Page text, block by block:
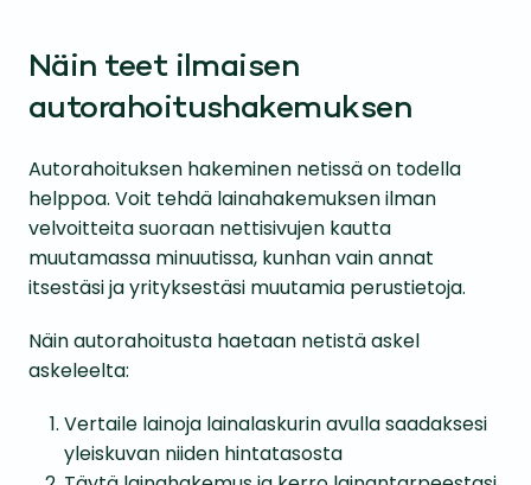
Näin teet ilmaisen
autorahoitushakemuksen
Autorahoituksen hakeminen netissä on todella
helppoa. Voit tehdä lainahakemuksen ilman
velvoitteita suoraan nettisivujen kautta
muutamassa minuutissa, kunhan vain annat
itsestäsi ja yrityksestäsi muutamia perustietoja.
Näin autorahoitusta haetaan netistä askel
askeleelta:
Vertaile lainoja lainalaskurin avulla saadaksesi
yleiskuvan niiden hintatasosta